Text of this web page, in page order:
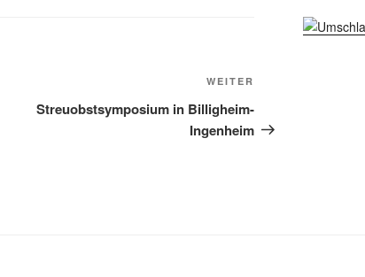
WEITER
Streuobstsymposium in Billigheim-
Ingenheim